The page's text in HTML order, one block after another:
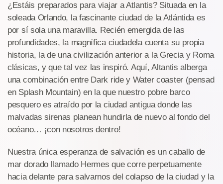
¿Estáis preparados para viajar a Atlantis? Situada en la
soleada Orlando, la fascinante ciudad de la Atlántida es
por sí sola una maravilla. Recién emergida de las
profundidades, la magnífica ciudadela cuenta su propia
historia, la de una civilización anterior a la Grecia y Roma
clásicas, y que tal vez las inspiró. Aquí, Altantis alberga
una combinación entre Dark ride y Water coaster (pensad
en Splash Mountain) en la que nuestro pobre barco
pesquero es atraído por la ciudad antigua donde las
malvadas sirenas planean hundirla de nuevo al fondo del
océano… ¡con nosotros dentro!
Nuestra única esperanza de salvación es un caballo de
mar dorado llamado Hermes que corre perpetuamente
hacia delante para salvarnos del colapso de la ciudad y la